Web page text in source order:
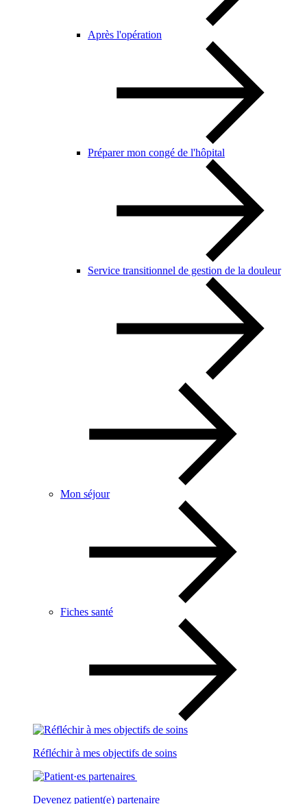
Après l'opération
Préparer mon congé de l'hôpital
Service transitionnel de gestion de la douleur
Mon séjour
Fiches santé
Réfléchir à mes objectifs de soins
Devenez patient(e) partenaire